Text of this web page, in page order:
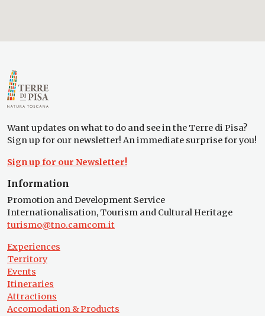
Want updates on what to do and see in the Terre di Pisa?
Sign up for our newsletter! An immediate surprise for you!
Sign up for our Newsletter!
Information
Promotion and Development Service
Internationalisation, Tourism and Cultural Heritage
turismo@tno.camcom.it
Experiences
Territory
Events
Itineraries
Attractions
Accomodation & Products